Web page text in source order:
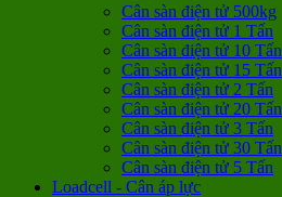
Cân sàn điện tử 500kg
Cân sàn điện tử 1 Tấn
Cân sàn điện tử 10 Tấn
Cân sàn điện tử 15 Tấn
Cân sàn điện tử 2 Tấn
Cân sàn điện tử 20 Tấn
Cân sàn điện tử 3 Tấn
Cân sàn điện tử 30 Tấn
Cân sàn điện tử 5 Tấn
Loadcell - Cân áp lực